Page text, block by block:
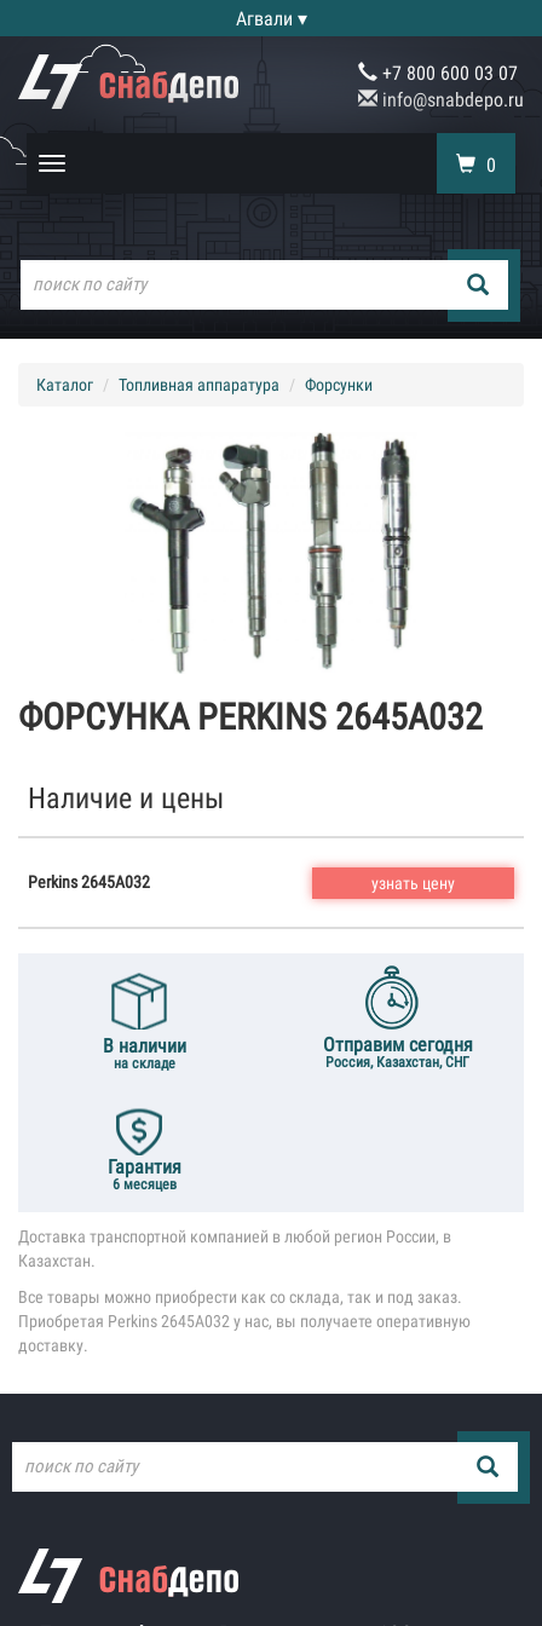
Агвали ▾
+7 800 600 03 07
info@snabdepo.ru
Toggle
0
Каталог Топливная аппаратура Форсунки
ФОРСУНКА PERKINS 2645A032
Наличие и цены
Perkins 2645A032 узнать цену
В наличии
на складе
Отправим сегодня
Россия, Казахстан, СНГ
Гарантия
6 месяцев
Доставка транспортной компанией в любой регион России, в
Казахстан.
Все товары можно приобрести как со склада, так и под заказ.
Приобретая Perkins 2645A032 у нас, вы получаете оперативную
доставку.